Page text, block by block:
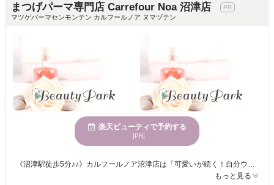
まつげパーマ専門店 Carrefour Noa 沼津店
マツゲパーマセンモンテン カルフールノア ヌマヅテン
楽天ビューティで予約する
[PR]
《沼津駅徒歩5分♪♪》カルフールノア沼津店は「可愛いが続く！自分ウケ120%」をモットーにしたアイ専門店♪自分ウケやメロい目元になりたい方、忙しい時間の中で時短で可愛い目元になりたい方・コスパもタイパも良く通いたいお客様に◎ carrefour Noa沼津店は、自分ウケ120%・メロい目元になれるアイ専門店♪ タイパもコスパも良く、通いやすいお店づくりを徹底！ . 忙しくても、高いお金を払わなくても、アナタの可愛い目元を全力でサポート☆ . まつげパーマやパリジェンヌが初めての方も、お気軽にご来店ください。 スタッフがなりたいイメージとまつげ・眉毛の状態を見ながら、理想に近づくお手伝いをさせて頂きます♪ . 沼津駅から近くのアイ専門店はcarrefour Noa沼津店♪ . 【電話予約について】サロンからのお願い 当店はご来店中のお客様との時間を大切にするため、お電話でのご予約ですとお待たせしてしまう場合があります。 また、楽天ビューティー経由のお電話は、予約専用のためお客様のお電話番号がわからず、折り返しが出来かねます。 大変恐縮ですが、楽天ビューティー等のネット予約からご予約をお願いいたします。
もっと見る